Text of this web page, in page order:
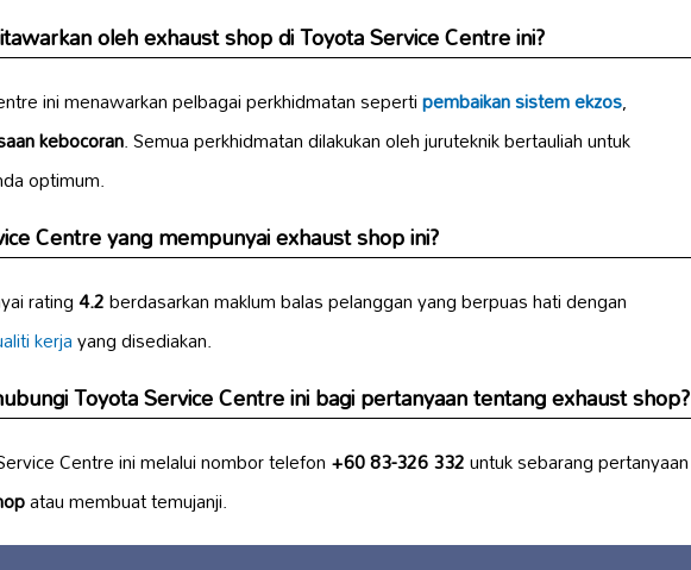
oleh exhaust shop di Toyota Service Centre ini?
ini menawarkan pelbagai perkhidmatan sepertipembaikan sistem ekzos,
kebocoran. Semua perkhidmatan dilakukan oleh juruteknik bertauliah untuk
optimum.
Centre yang mempunyai exhaust shop ini?
rating4.2berdasarkan maklum balas pelanggan yang berpuas hati dengan
kerjayang disediakan.
Toyota Service Centre ini bagi pertanyaan tentang exhaust shop?
Centre ini melalui nombor telefon+60 83-326 332untuk sebarang pertanyaan
atau membuat temujanji.